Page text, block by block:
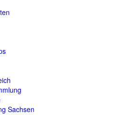
Sachsen